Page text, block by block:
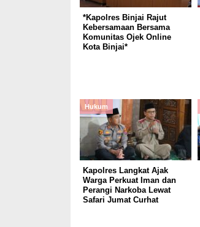
*Kapolres Binjai Rajut
Kebersamaan Bersama
Komunitas Ojek Online
Kota Binjai*
Hukum
Kapolres Langkat Ajak
Warga Perkuat Iman dan
Perangi Narkoba Lewat
Safari Jumat Curhat